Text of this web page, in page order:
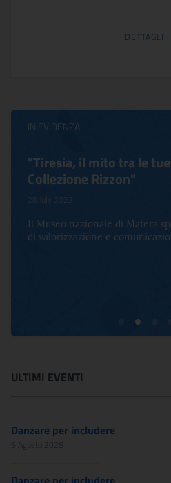
DETTAGLI
IN EVIDENZA
"Tiresia, il mito tra le
Collezione Rizzon"
28 July 2022
Il Museo nazionale di Matera
di valorizzazione e
ULTIMI EVENTI
Danzare per includere
6 Agosto 2026